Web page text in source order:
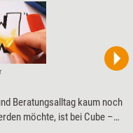
Beratungsalltag kaum noch
möchte, ist bei Cube –